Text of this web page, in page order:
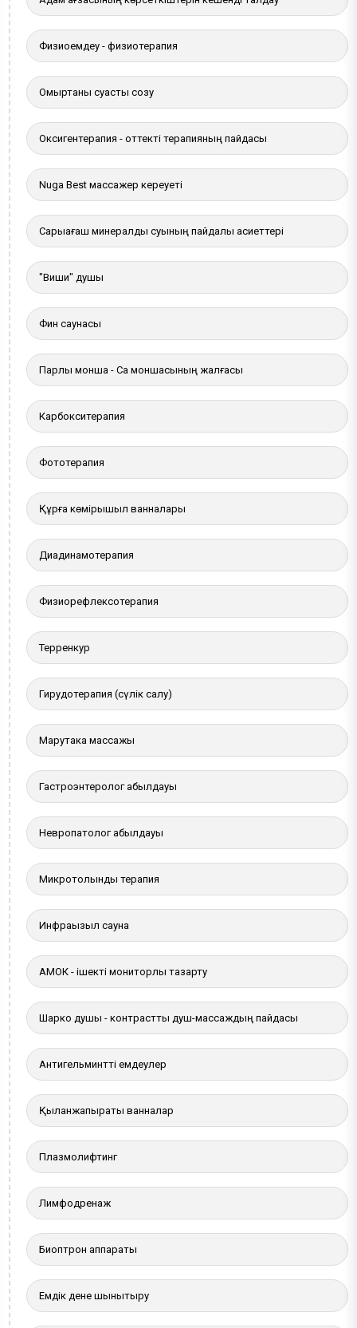
Физиоемдеу - физиотерапия
Омыртқаны суасты созу
Оксигентерапия - оттекті терапияның пайдасы
Nuga Best массажер кереуеті
Сарыағаш минералды суының пайдалы қасиеттері
"Виши" душы
Фин саунасы
Парлы монша - Сақ моншасының жалғасы
Карбокситерапия
Фототерапия
Құрғақ көмірқышқыл ванналары
Диадинамотерапия
Физиорефлексотерапия
Терренкур
Гирудотерапия (сүлік салу)
Марутака массажы
Гастроэнтеролог қабылдауы
Невропатолог қабылдауы
Микротолқынды терапия
Инфрақызыл сауна
АМОК - ішекті мониторлы тазарту
Шарко душы - контрастты душ-массаждың пайдасы
Антигельминтті емдеулер
Қылқанжапырақты ванналар
Плазмолифтинг
Лимфодренаж
Биоптрон аппараты
Емдік дене шынықтыру